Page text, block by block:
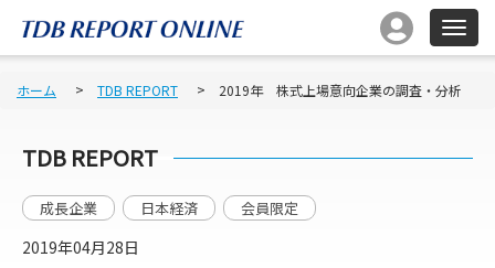
ホーム TDB REPORT 2019年 株式上場意向企業の調査・分析
TDB REPORT
成長企業 日本経済 会員限定
2019年04月28日